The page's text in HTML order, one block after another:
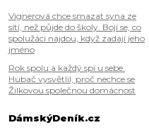
Vignerová chce smazat syna ze
sítí, než půjde do školy. Bojí se, co
spolužáci najdou, když zadají jeho
jméno
Rok spolu a každý spí u sebe.
Hubač vysvětlil, proč nechce se
Žilkovou společnou domácnost
DámskýDeník.cz